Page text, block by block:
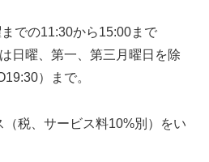
での11:30から15:00まで
日曜、第一、第三月曜日を除
）まで。
税、サービス料10%別）をい